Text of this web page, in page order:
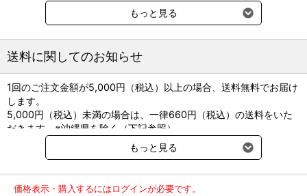
●有効作業面寸法：レギュラー／447×297mm、ラージ／
597×397mm
●棚間隔：約52mmピッチで調節可能
●耐荷重：約20kg/段
●カラー：ピンク、グリーン、ラベンダー
●組み立て式
もっと見る
送料に関してのお知らせ
1回のご注文金額が5,000円（税込）以上の場合、送料無料でお届け
します。
5,000円（税込）未満の場合は、一律660円（税込）の送料をいた
だきます。※沖縄県を除く（下記参照）
※2017年11月14日（火）より沖縄県へのお届けにつきましては、1
回のご注文金額（税込）が、30,000円以上で配送無料となります。
ご了承のほどよろしくお願い致します。
もっと見る
価格表示・購入するにはログインが必要です。